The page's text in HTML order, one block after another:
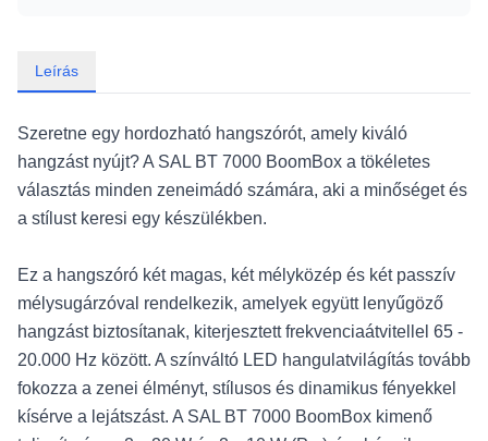
Leírás
Szeretne egy hordozható hangszórót, amely kiváló
hangzást nyújt? A SAL BT 7000 BoomBox a tökéletes
választás minden zeneimádó számára, aki a minőséget és
a stílust keresi egy készülékben.
Ez a hangszóró két magas, két mélyközép és két passzív
mélysugárzóval rendelkezik, amelyek együtt lenyűgöző
hangzást biztosítanak, kiterjesztett frekvenciaátvitellel 65 -
20.000 Hz között. A színváltó LED hangulatvilágítás tovább
fokozza a zenei élményt, stílusos és dinamikus fényekkel
kísérve a lejátszást. A SAL BT 7000 BoomBox kimenő